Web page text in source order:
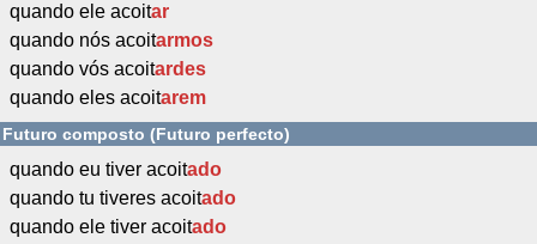
quando ele acoitar
quando nós acoitarmos
quando vós acoitardes
quando eles acoitarem
Futuro composto (Futuro perfecto)
quando eu tiver acoitado
quando tu tiveres acoitado
quando ele tiver acoitado